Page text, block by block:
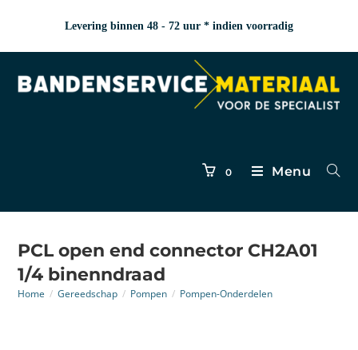
Levering binnen 48 - 72 uur * indien voorradig
0 Menu
PCL open end connector CH2A01
1/4 binenndraad
Home / Gereedschap / Pompen / Pompen-Onderdelen